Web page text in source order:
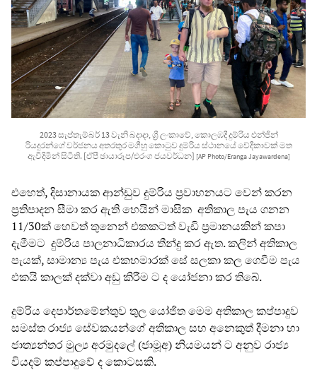
2023 සැප්තැම්බර් 13 වැනි බදාදා, ශ්‍රී ලංකාවේ, කොලඹදී දුම්රිය එන්ජින්
රියදුරන්ගේ වර්ජනය අතරතුර මගීහු කොටුව දුම්රිය ස්ථානයේ වේදිකාවක් මත
ඇවිදිමින් සිටිති. [ඒපී ඡායාරූප/එරංග ජයවර්ධන] [AP Photo/Eranga Jayawardena]
එහෙත්, දිසානායක ආන්ඩුව දුම්රිය ප්‍රවාහනයට වෙන් කරන
ප්‍රතිපාදන සීමා කර ඇති හෙයින් මාසික අතිකාල පැය ගනන
11/30ක් හෙවත් තුනෙන් එකකටත් වැඩි ප්‍රමානයකින් කපා
දැමීමට දුම්රිය පාලනාධිකාරය තීන්දු කර ඇත. කලින් අතිකාල
පැයක්, සාමාන්‍ය පැය එකහමාරක් සේ සලකා කල ගෙවීම පැය
එකයි කාලක් දක්වා අඩු කිරීම ට ද යෝජනා කර තිබේ.
දුම්රිය දෙපාර්තමේන්තුව තුල යෝජිත මෙම අතිකාල කප්පාදුව
සමස්ත රාජ්‍ය සේවකයන්ගේ අතිකාල සහ අනෙකුත් දීමනා හා
ජාත්‍යන්තර මුල්‍ය අරමුදලේ (ජාමූඅ) නියමයන් ට අනුව රාජ්‍ය
වියදම් කප්පාදුවේ ද කොටසකි.